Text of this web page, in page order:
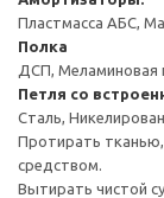
Пластмасса АБС,
Полка
ДСП, Меламиновая
Петля со
Сталь,
Протирать
средством.
Вытирать чистой